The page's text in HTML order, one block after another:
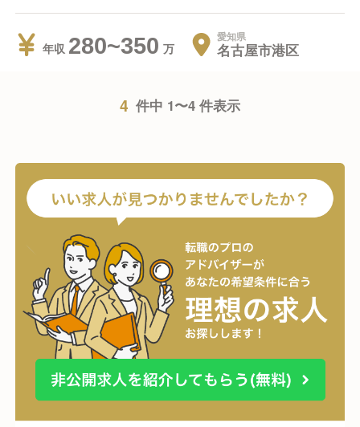
年収 280~350 愛知県
名古屋市港区
4 件中 1〜4 件表示